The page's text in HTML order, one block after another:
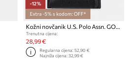
-12%
Extra -5% s kodom: OFF*
Kožni novčanik U.S. Polo Assn. GORDON
Trenutna cijena:
28,99 €
Regularna cijena:52,90 €
Najniža cijena:32,99 €